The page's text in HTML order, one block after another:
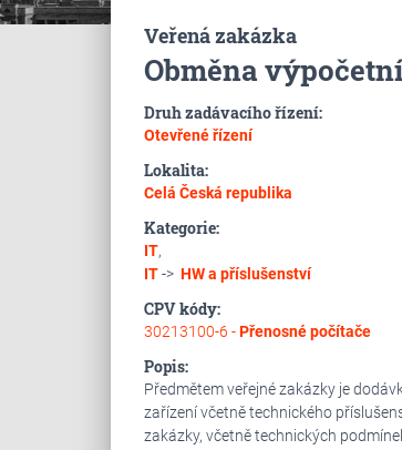
Veřená zakázka
Obměna
Druh zadávacího řízení:
Otevřené řízení
Lokalita:
Celá Česká republika
Kategorie:
IT,
IT-> HW a příslušenství
CPV kódy:
30213100-6 -Přenosné počítače
Popis:
Předmětem veřejné zakázky je
zařízení včetně technického
zakázky, včetně technických